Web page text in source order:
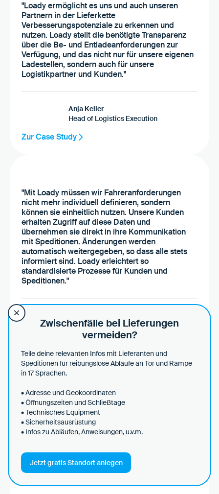
"Loady ermöglicht es uns und auch unseren
Partnern in der Lieferkette
Verbesserungspotenziale zu erkennen und
nutzen. Loady stellt die benötigte Transparenz
über die Be- und Entladeanforderungen zur
Verfügung, und das nicht nur für unsere eigenen
Ladestellen, sondern auch für unsere
Logistikpartner und Kunden."
Anja Keller
Head of Logistics Execution
Zur Case Study
"Mit Loady müssen wir Fahreranforderungen
nicht mehr individuell definieren, sondern
können sie einheitlich nutzen. Unsere Kunden
erhalten Zugriff auf diese Daten und
übernehmen sie direkt in ihre Kommunikation
mit Speditionen. Änderungen werden
automatisch weitergegeben, so dass alle stets
informiert sind. Loady erleichtert so
standardisierte Prozesse für Kunden und
Speditionen."
Geschäftsführer
"Wenn wir mit der Anbindung an Loady nur 1 %
unserer Kosten einsparen können, verbessert
das unser Geschäftsergebnis direkt im
sechsstelligen Bereich. Dann müssen wir
außerdem weniger Risikoaufschläge
und sind insgesamt wettbewerbsfähiger. Davon
wiederum profitieren unsere Kunden."
Zwischenfälle bei Lieferungen
vermeiden?
Teile deine relevanten Infos mit Lieferanten und
Speditionen für reibungslose Abläufe an Tor und Rampe -
in 17 Sprachen.
• Adresse und Geokoordinaten
• Öffnungszeiten und Schließtage
• Technisches Equipment
• Sicherheitsausrüstung
• Infos zu Abläufen, Anweisungen, u.v.m.
Jetzt gratis Standort anlegen